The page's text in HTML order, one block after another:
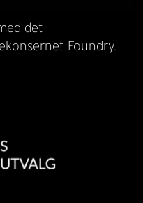
det
Foundry.